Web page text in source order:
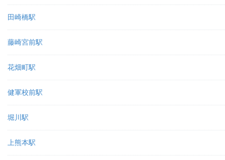
田崎橋駅
藤崎宮前駅
花畑町駅
健軍校前駅
堀川駅
上熊本駅